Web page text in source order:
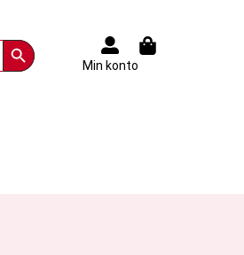
Search Button
Min konto